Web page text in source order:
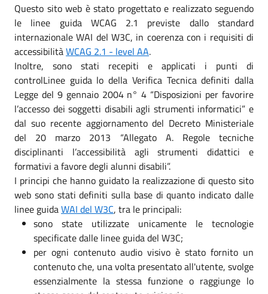
Questo sito web è stato progettato e realizzato seguendo
le linee guida WCAG 2.1 previste dallo standard
internazionale WAI del W3C, in coerenza con i requisiti di
accessibilitàWCAG 2.1 - level AA.
Inoltre, sono stati recepiti e applicati i punti di
controlLinee guida lo della Verifica Tecnica definiti dalla
Legge del 9 gennaio 2004 n° 4 “Disposizioni per favorire
l’accesso dei soggetti disabili agli strumenti informatici” e
dal suo recente aggiornamento del Decreto Ministeriale
del 20 marzo 2013 “Allegato A. Regole tecniche
disciplinanti l’accessibilità agli strumenti didattici e
formativi a favore degli alunni disabili”.
I principi che hanno guidato la realizzazione di questo sito
web sono stati definiti sulla base di quanto indicato dalle
linee guidaWAI del W3C, tra le principali:
sono state utilizzate unicamente le tecnologie
specificate dalle linee guida del W3C;
per ogni contenuto audio visivo è stato fornito un
contenuto che, una volta presentato all'utente, svolge
essenzialmente la stessa funzione o raggiunge lo